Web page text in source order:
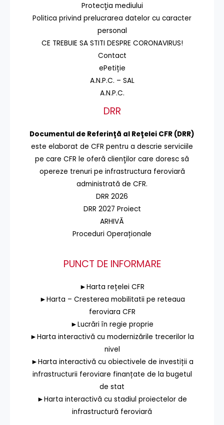
Protecţia mediului
Politica privind prelucrarea datelor cu caracter
personal
CE TREBUIE SA STITI DESPRE CORONAVIRUS!
Contact
ePetiție
A.N.P.C. – SAL
A.N.P.C.
DRR
Documentul de Referinţă al Reţelei CFR (DRR)
este elaborat de CFR pentru a descrie serviciile
pe care CFR le oferă clienţilor care doresc să
opereze trenuri pe infrastructura feroviară
administrată de CFR.
DRR 2026
DRR 2027 Proiect
ARHIVĂ
Proceduri Operaționale
PUNCT DE INFORMARE
►Harta rețelei CFR
►Harta – Cresterea mobilitatii pe reteaua
feroviara CFR
►Lucrări în regie proprie
►Harta interactivă cu modernizările trecerilor la
nivel
►Harta interactivă cu obiectivele de investiții a
infrastructurii feroviare finanțate de la bugetul
de stat
►Harta interactivă cu stadiul proiectelor de
infrastructură feroviară